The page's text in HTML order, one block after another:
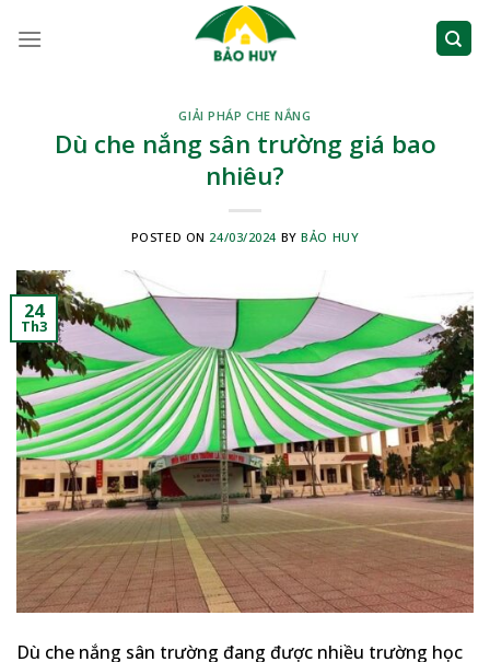
GIẢI PHÁP CHE NẮNG
Dù che nắng sân trường giá bao
nhiêu?
POSTED ON 24/03/2024 BYBẢO HUY
24
Th3
Dù che nắng sân trường đang được nhiều trường học